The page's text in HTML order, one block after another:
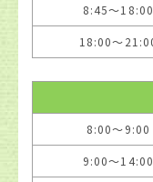
8:45〜18:00
18:00〜
8:00〜9:00
9:00〜14:00